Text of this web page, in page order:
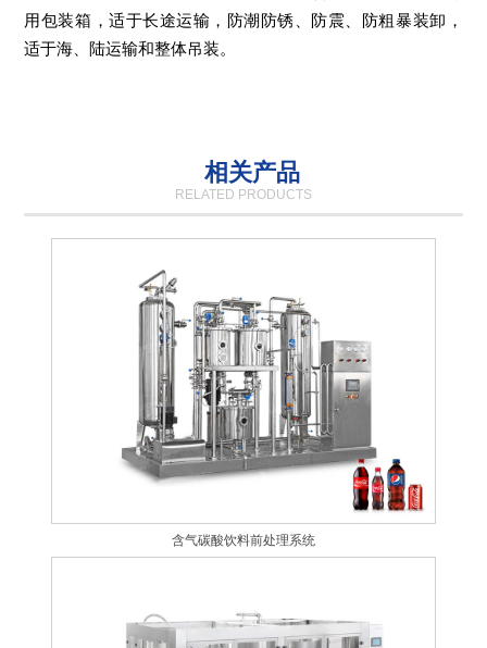
用包装箱，适于长途运输，防潮防锈、防震、防粗暴装卸，
适于海、陆运输和整体吊装。
相关产品
RELATED PRODUCTS
含气碳酸饮料前处理系统